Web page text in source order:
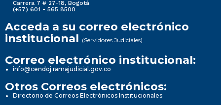
Carrera 7 # 27-18, Bogotá
(+57) 601 - 565 8500
Acceda a su correo electrónico
institucional (Servidores Judiciales)
Correo electrónico institucional:
info@cendoj.ramajudicial.gov.co
Otros Correos electrónicos:
Directorio de Correos Electrónicos Institucionales